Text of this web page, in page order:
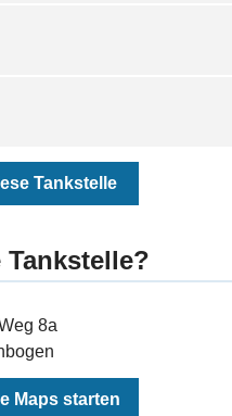
Tankstelle
8a
Maps starten